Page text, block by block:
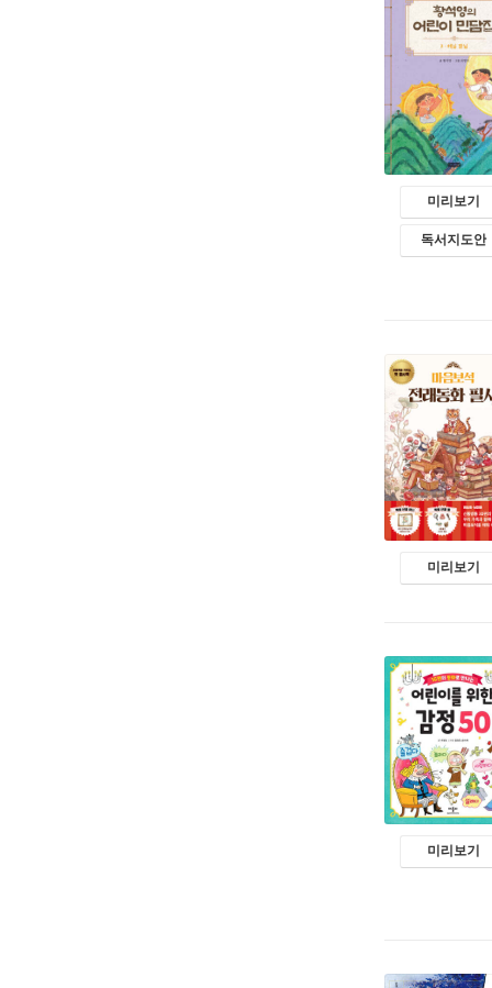
미리보기
독서지도안
미리보기
미리보기